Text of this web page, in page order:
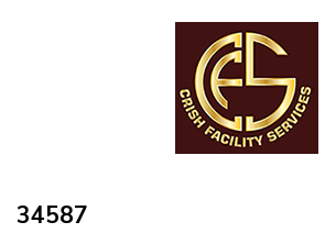
34587